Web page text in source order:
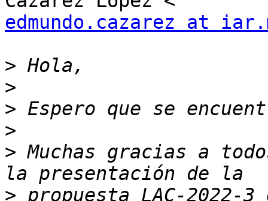
edmundo.cazarez at
>
>
>
>
> Muchas gracias a
> propuesta LAC-